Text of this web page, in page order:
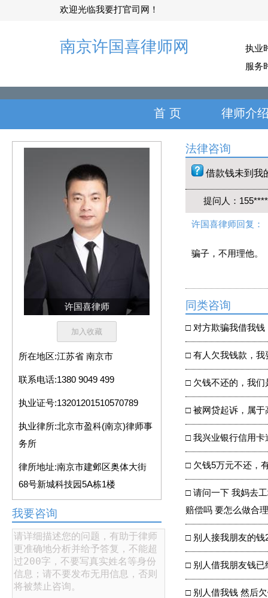
欢迎光临我要打官司网！
南京许国喜律师网
执业
服务
首 页 律师介
许国喜律师
所在地区:江苏省 南京市
联系电话:1380 9049 499
执业证号:13201201510570789
执业律所:北京市盈科(南京)律师事
务所
律所地址:南京市建邺区奥体大街
68号新城科技园5A栋1楼
我要咨询
法律咨询
借款钱未到我
提问人：
许国喜律师回复：
骗子，不用理他。
同类咨询
□ 对方欺骗我借我
□ 有人欠我钱款，我
□ 欠钱不还的，我
□ 被网贷起诉，属
□ 我兴业银行信用
□ 欠钱5万元不还，
□ 请问一下 我妈去
赔偿吗 要怎么做合理
□ 别人接我朋友的
□ 别人借我朋友钱
□ 别人借我钱 然后